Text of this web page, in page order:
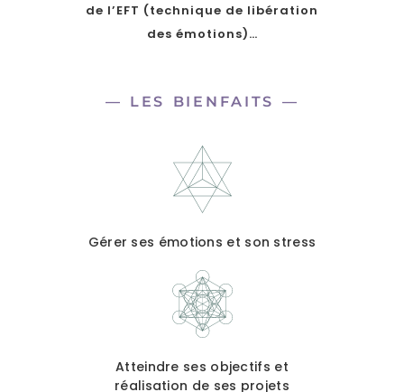
de l’EFT (technique de libération
des émotions)…
— LES BIENFAITS —
Gérer ses émotions et son stress
Atteindre ses objectifs et
réalisation de ses projets